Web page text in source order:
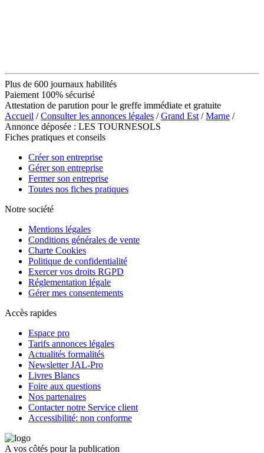
Plus de 600 journaux habilités
Paiement 100% sécurisé
Attestation de parution pour le greffe immédiate et gratuite
Accueil /Consulter les annonces légales /Grand Est /Marne /
Annonce déposée : LES TOURNESOLS
Fiches pratiques et conseils
Créer son entreprise
Gérer son entreprise
Fermer son entreprise
Toutes nos fiches pratiques
Notre société
Mentions légales
Conditions générales de vente
Charte Cookies
Politique de confidentialité
Exercer vos droits RGPD
Réglementation légale
Gérer mes consentements
Accès rapides
Espace pro
Tarifs annonces légales
Actualités formalités
Newsletter JAL-Pro
Livres Blancs
Foire aux questions
Nos partenaires
Contacter notre Service client
Accessibilité: non conforme
A vos côtés pour la publication